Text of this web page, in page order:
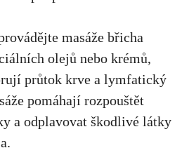
masáže břicha
olejů nebo krémů,
průtok krve a lymfatický
pomáhají rozpouštět
a odplavovat škodlivé látky